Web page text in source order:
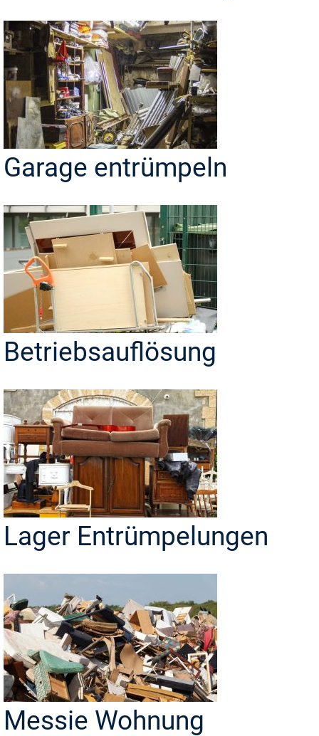
Garage entrümpeln
Betriebsauflösung
Lager Entrümpelungen
Messie Wohnung